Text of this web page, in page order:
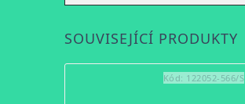
SOUVISEJÍCÍ PRODUKTY
Kód: 122052-566/S